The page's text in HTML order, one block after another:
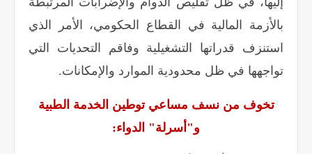
بالأزمة المالية في القطاع الحكومي، الأمر الذي
استنزف قدراتها التشغيلية وفاقم التحديات التي
تواجهها في ظل محدودية الموارد والإمكانات.
تخوف من نسف مساعي توطين الخدمة الطبية
و"أسرلة" الدواء: